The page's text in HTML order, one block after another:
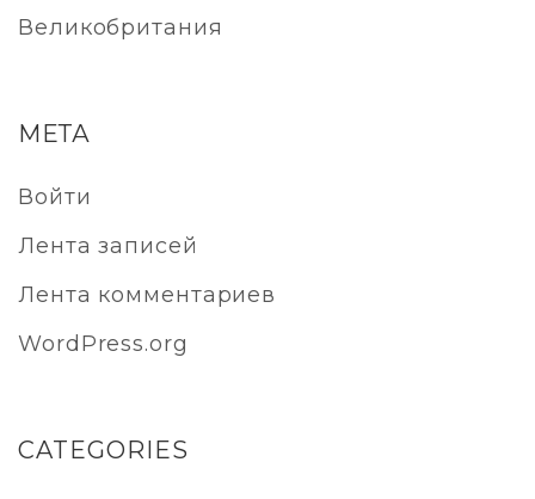
Великобритания
МЕТА
Войти
Лента записей
Лента комментариев
WordPress.org
CATEGORIES